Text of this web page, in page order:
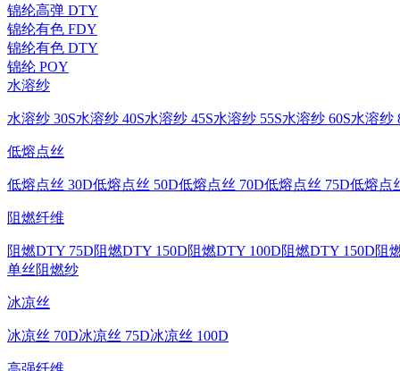
锦纶高弹 DTY
锦纶有色 FDY
锦纶有色 DTY
锦纶 POY
水溶纱
水溶纱 30S水溶纱 40S水溶纱 45S水溶纱 55S水溶纱 60S水溶纱
低熔点丝
低熔点丝 30D低熔点丝 50D低熔点丝 70D低熔点丝 75D低熔点
阻燃纤维
阻燃DTY 75D阻燃DTY 150D阻燃DTY 100D阻燃DTY 150D阻
单丝阻燃纱
冰凉丝
冰凉丝 70D冰凉丝 75D冰凉丝 100D